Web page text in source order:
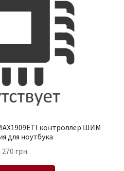
контроллер ШИМ
для ноутбука
270 грн.